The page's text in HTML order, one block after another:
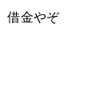
借金やぞ